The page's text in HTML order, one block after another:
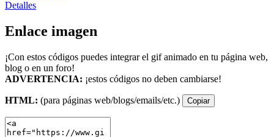
Detalles
Enlace imagen
¡Con estos códigos puedes integrar el gif animado en tu página web,
blog o en un foro!
ADVERTENCIA: ¡estos códigos no deben cambiarse!
HTML: (para páginas web/blogs/emails/etc.) Copiar